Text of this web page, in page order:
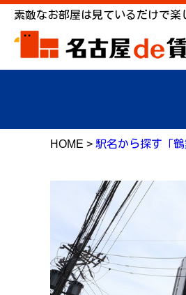
素敵なお部屋は見ているだけで楽
HOME > 駅名から探す「鶴